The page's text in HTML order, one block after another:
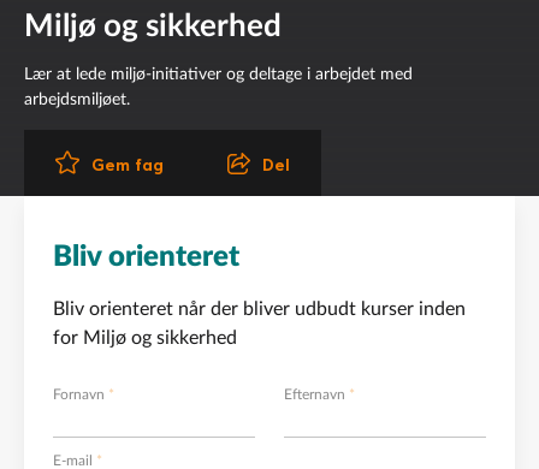
Miljø og sikkerhed
Lær at lede miljø-initiativer og deltage i arbejdet med
arbejdsmiljøet.
Del
Gem fag
Bliv orienteret
Bliv orienteret når der bliver udbudt kurser inden
for Miljø og sikkerhed
Fornavn Efternavn
E-mail